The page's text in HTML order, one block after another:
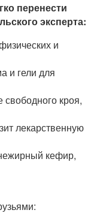
перенести
эксперта:
и
и гели для
кроя,
лекарственную
кефир,